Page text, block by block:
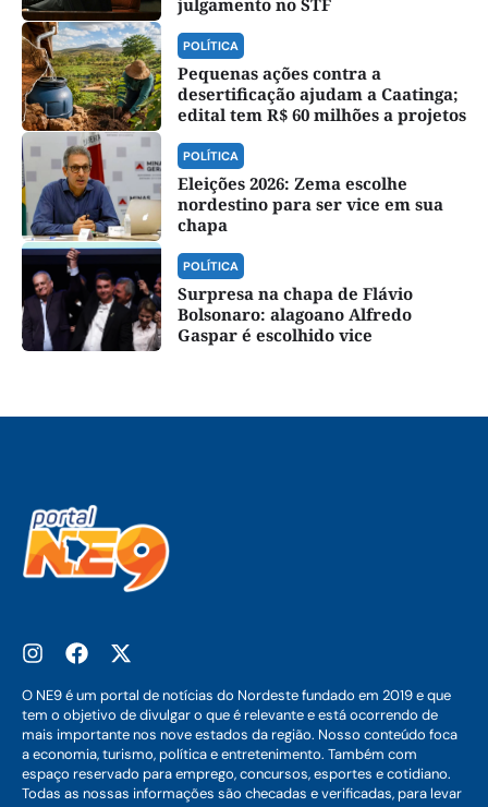
julgamento no STF
POLÍTICA
Pequenas ações contra a
desertificação ajudam a Caatinga;
edital tem R$ 60 milhões a projetos
POLÍTICA
Eleições 2026: Zema escolhe
nordestino para ser vice em sua
chapa
POLÍTICA
Surpresa na chapa de Flávio
Bolsonaro: alagoano Alfredo
Gaspar é escolhido vice
O NE9 é um portal de notícias do Nordeste fundado em 2019 e que
tem o objetivo de divulgar o que é relevante e está ocorrendo de
mais importante nos nove estados da região. Nosso conteúdo foca
a economia, turismo, política e entretenimento. Também com
espaço reservado para emprego, concursos, esportes e cotidiano.
Todas as nossas informações são checadas e verificadas, para levar